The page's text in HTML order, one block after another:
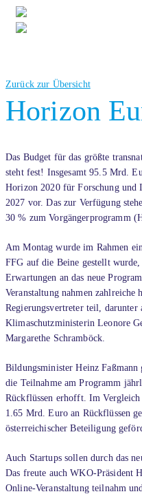
Zurück zur Übersicht
Horizon
Das Budget für das größte
steht fest! Insgesamt 95.5 Mrd.
Horizon 2020 für Forschung und
2027 vor. Das zur Verfügung
30 % zum Vorgängerprogramm
Am Montag wurde im Rahmen
FFG auf die Beine gestellt
Erwartungen an das neue
Veranstaltung nahmen zahlreiche
Regierungsvertreter teil, darunter
Klimaschutzministerin Leonore
Margarethe Schramböck.
Bildungsminister Heinz Faßmann
die Teilnahme am Programm
Rückflüssen erhofft. Im
1.65 Mrd. Euro an Rückflüssen
österreichischer Beteiligung
Auch Startups sollen durch das
Das freute auch WKO-Präsident
Online-Veranstaltung teilnahm